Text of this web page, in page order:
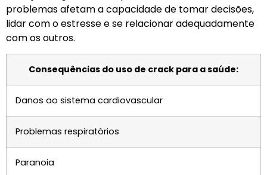
problemas afetam a capacidade de tomar decisões,
lidar com o estresse e se relacionar adequadamente
com os outros.
Consequências do uso de crack para a saúde:
Danos ao sistema cardiovascular
Problemas respiratórios
Paranoia